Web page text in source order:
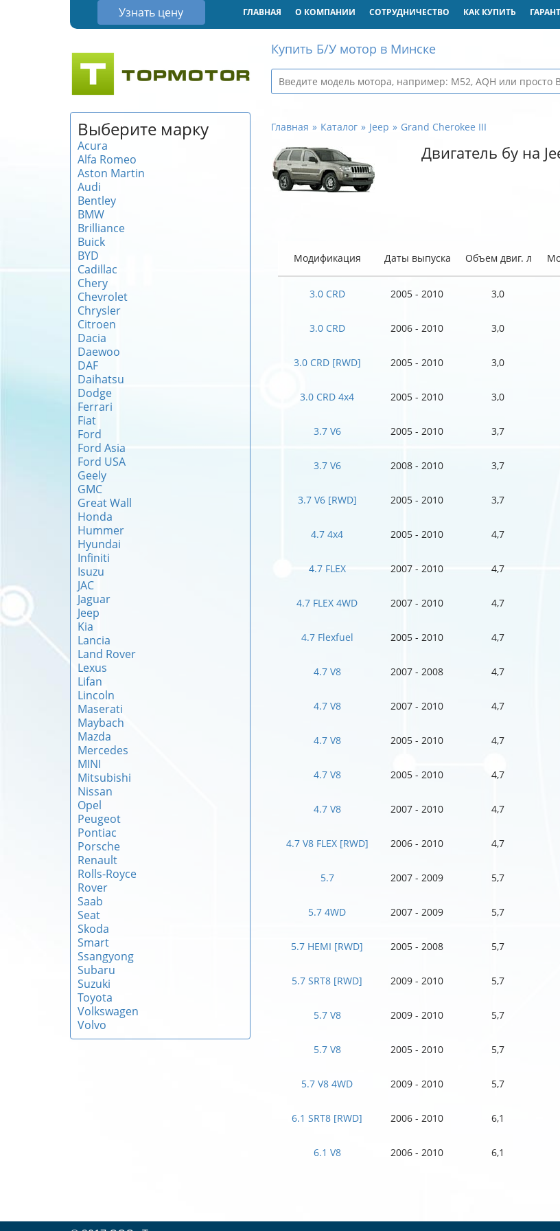
Узнать цену ГЛАВНАЯ О КОМПАНИИ СОТРУДНИЧЕСТВО КАК КУПИТЬ
Купить Б/У мотор в Минске
Выберите марку
Acura
Alfa Romeo
Aston Martin
Audi
Bentley
BMW
Brilliance
Buick
BYD
Cadillac
Chery
Chevrolet
Chrysler
Citroen
Dacia
Daewoo
DAF
Daihatsu
Dodge
Ferrari
Fiat
Ford
Ford Asia
Ford USA
Geely
GMC
Great Wall
Honda
Hummer
Hyundai
Infiniti
Isuzu
JAC
Jaguar
Jeep
Kia
Lancia
Land Rover
Lexus
Lifan
Lincoln
Maserati
Maybach
Mazda
Mercedes
MINI
Mitsubishi
Nissan
Opel
Peugeot
Pontiac
Porsche
Renault
Rolls-Royce
Rover
Saab
Seat
Skoda
Smart
Ssangyong
Subaru
Suzuki
Toyota
Volkswagen
Volvo
Главная Каталог Jeep Grand Cherokee III
Двигатель бу на
Модификация Даты выпуска Объем двиг. л
3.0 CRD 2005 - 2010 3,0
3.0 CRD 2006 - 2010 3,0
3.0 CRD [RWD] 2005 - 2010 3,0
3.0 CRD 4x4 2005 - 2010 3,0
3.7 V6 2005 - 2010 3,7
3.7 V6 2008 - 2010 3,7
3.7 V6 [RWD] 2005 - 2010 3,7
4.7 4x4 2005 - 2010 4,7
4.7 FLEX 2007 - 2010 4,7
4.7 FLEX 4WD 2007 - 2010 4,7
4.7 Flexfuel 2005 - 2010 4,7
4.7 V8 2007 - 2008 4,7
4.7 V8 2007 - 2010 4,7
4.7 V8 2005 - 2010 4,7
4.7 V8 2005 - 2010 4,7
4.7 V8 2007 - 2010 4,7
4.7 V8 FLEX [RWD] 2006 - 2010 4,7
5.7 2007 - 2009 5,7
5.7 4WD 2007 - 2009 5,7
5.7 HEMI [RWD] 2005 - 2008 5,7
5.7 SRT8 [RWD] 2009 - 2010 5,7
5.7 V8 2009 - 2010 5,7
5.7 V8 2005 - 2010 5,7
5.7 V8 4WD 2009 - 2010 5,7
6.1 SRT8 [RWD] 2006 - 2010 6,1
6.1 V8 2006 - 2010 6,1